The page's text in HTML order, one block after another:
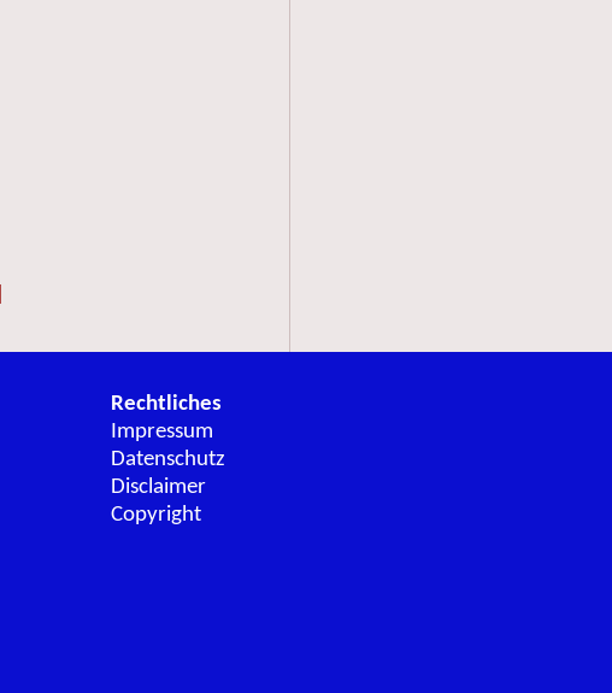
Rechtliches
Impressum
Datenschutz
Disclaimer
Copyright